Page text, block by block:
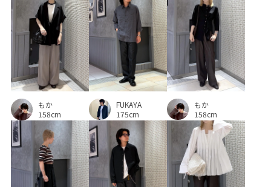
都会的
もか
158cm
FUKAYA
175cm
もか
158cm